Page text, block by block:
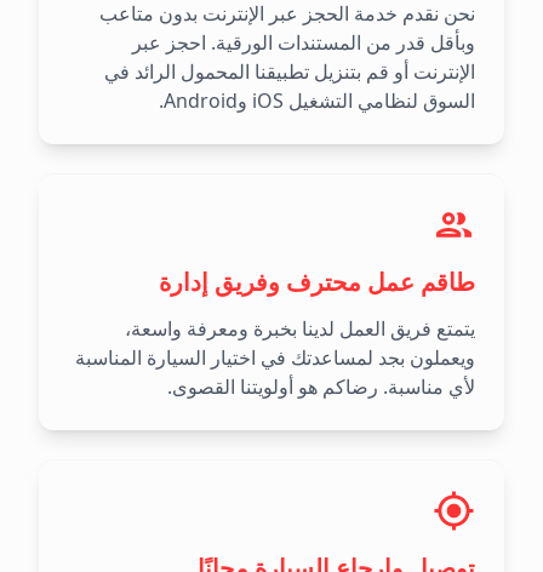
نحن نقدم خدمة الحجز عبر الإنترنت بدون متاعب
وبأقل قدر من المستندات الورقية. احجز عبر
الإنترنت أو قم بتنزيل تطبيقنا المحمول الرائد في
السوق لنظامي التشغيل iOS وAndroid.
طاقم عمل محترف وفريق إدارة
يتمتع فريق العمل لدينا بخبرة ومعرفة واسعة،
ويعملون بجد لمساعدتك في اختيار السيارة المناسبة
لأي مناسبة. رضاكم هو أولويتنا القصوى.